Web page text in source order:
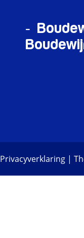
Privacyverklaring |